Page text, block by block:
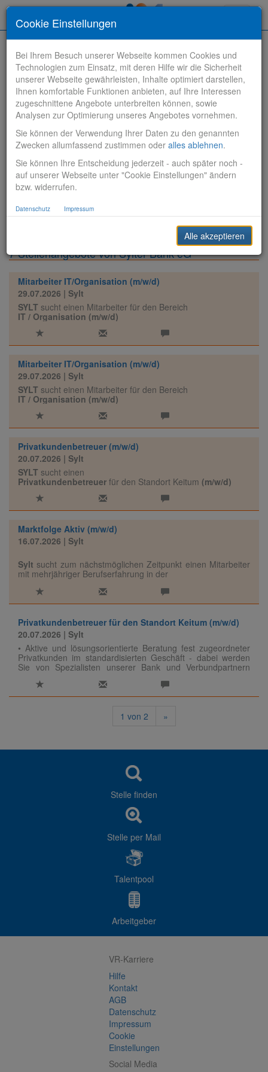
Stelle finden
Vertriebsbank
Produktionsbank
Sonstiges
7 Stellenangebote von Sylter Bank eG
Mitarbeiter IT/Organisation (m/w/d)
29.07.2026 | Sylt
SYLT sucht einen Mitarbeiter für den Bereich
IT / Organisation (m/w/d)
Mitarbeiter IT/Organisation (m/w/d)
29.07.2026 | Sylt
SYLT sucht einen Mitarbeiter für den Bereich
IT / Organisation (m/w/d)
Privatkundenbetreuer (m/w/d)
20.07.2026 | Sylt
SYLT sucht einen
Privatkundenbetreuer für den Standort Keitum (m/w/d)
Marktfolge Aktiv (m/w/d)
16.07.2026 | Sylt
Sylt sucht zum nächstmöglichen Zeitpunkt einen Mitarbeiter
mit mehrjähriger Berufserfahrung in der
Privatkundenbetreuer für den Standort Keitum (m/w/d)
20.07.2026 | Sylt
• Aktive und lösungsorientierte Beratung fest zugeordneter
Privatkunden im standardisierten Geschäft - dabei werden
Sie von Spezialisten unserer Bank und Verbundpartnern
1 von 2 »
Stelle finden
Stelle per Mail
Talentpool
Arbeitgeber
VR-Karriere
Hilfe
Kontakt
AGB
Datenschutz
Impressum
Cookie
Einstellungen
Social Media
Cookie Einstellungen
Bei Ihrem Besuch unserer Webseite kommen Cookies und
Technologien zum Einsatz, mit deren Hilfe wir die Sicherheit
unserer Webseite gewährleisten, Inhalte optimiert darstellen,
Ihnen komfortable Funktionen anbieten, auf Ihre Interessen
zugeschnittene Angebote unterbreiten können, sowie
Analysen zur Optimierung unseres Angebotes vornehmen.
Sie können der Verwendung Ihrer Daten zu den genannten
Zwecken allumfassend zustimmen oder alles ablehnen.
Sie können Ihre Entscheidung jederzeit - auch später noch -
auf unserer Webseite unter "Cookie Einstellungen" ändern
bzw. widerrufen.
Datenschutz Impressum
Alle akzeptieren